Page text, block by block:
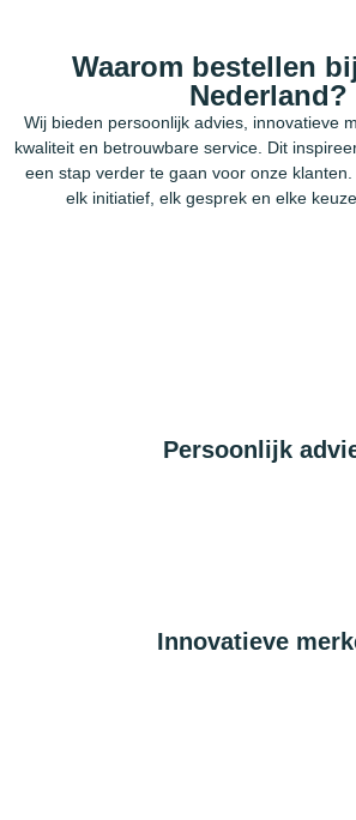
Waarom bestellen
Nederland?
Wij bieden persoonlijk advies, innovatieve
kwaliteit en betrouwbare service. Dit
een stap verder te gaan voor onze
elk initiatief, elk gesprek en elke
Persoonlijk
Innovatieve